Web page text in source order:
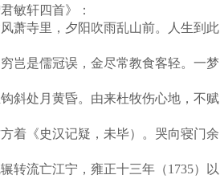
敏轩四首》：
萧寺里，夕阳吹雨乱山前。人生到此
岂是儒冠误，金尽常教食客轻。一梦
斜处月黄昏。由来杜牧伤心地，不赋
着《史汉记疑，未毕）。哭向寝门余
流亡江宁，雍正十三年（1735）以